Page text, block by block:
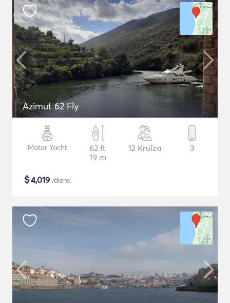
Azimut 62 Fly
Motor Yacht
62 ft
19 m
12 Kruīza 3
$4,019 /diena